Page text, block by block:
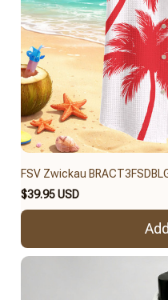
FSV Zwickau
$39.95 USD